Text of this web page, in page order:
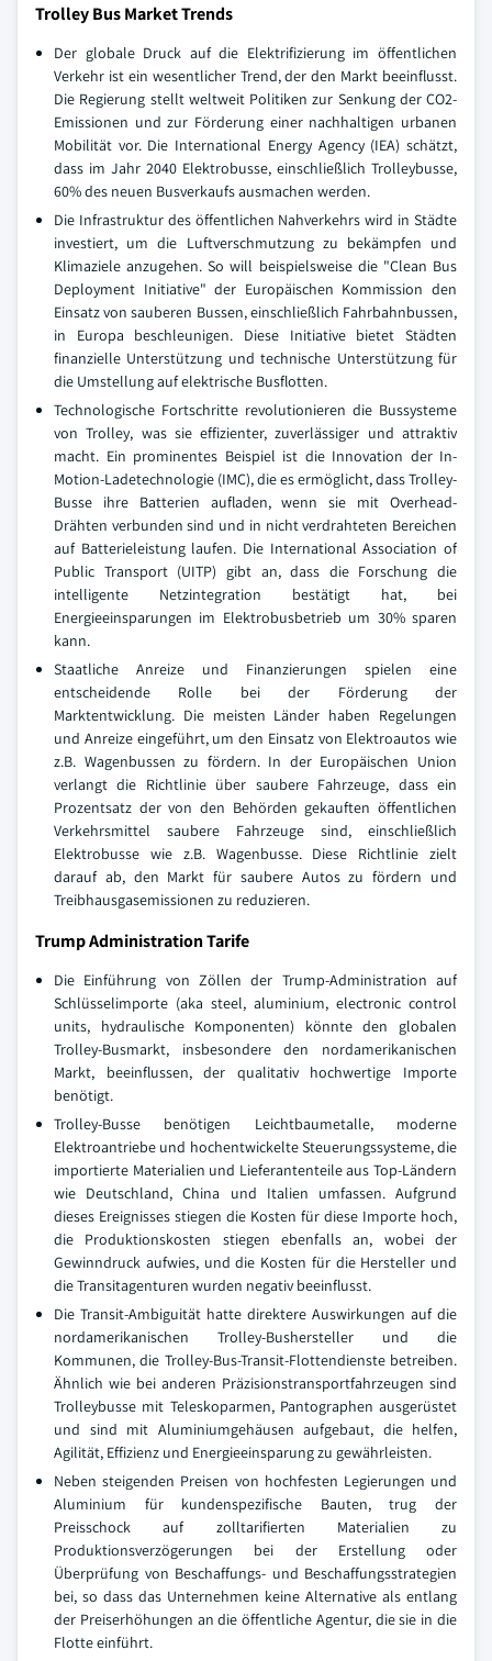
Trolley Bus Market Trends
Der globale Druck auf die Elektrifizierung im öffentlichen
Verkehr ist ein wesentlicher Trend, der den Markt beeinflusst.
Die Regierung stellt weltweit Politiken zur Senkung der CO2-
Emissionen und zur Förderung einer nachhaltigen urbanen
Mobilität vor. Die International Energy Agency (IEA) schätzt,
dass im Jahr 2040 Elektrobusse, einschließlich Trolleybusse,
60% des neuen Busverkaufs ausmachen werden.
Die Infrastruktur des öffentlichen Nahverkehrs wird in Städte
investiert, um die Luftverschmutzung zu bekämpfen und
Klimaziele anzugehen. So will beispielsweise die "Clean Bus
Deployment Initiative" der Europäischen Kommission den
Einsatz von sauberen Bussen, einschließlich Fahrbahnbussen,
in Europa beschleunigen. Diese Initiative bietet Städten
finanzielle Unterstützung und technische Unterstützung für
die Umstellung auf elektrische Busflotten.
Technologische Fortschritte revolutionieren die Bussysteme
von Trolley, was sie effizienter, zuverlässiger und attraktiv
macht. Ein prominentes Beispiel ist die Innovation der In-
Motion-Ladetechnologie (IMC), die es ermöglicht, dass Trolley-
Busse ihre Batterien aufladen, wenn sie mit Overhead-
Drähten verbunden sind und in nicht verdrahteten Bereichen
auf Batterieleistung laufen. Die International Association of
Public Transport (UITP) gibt an, dass die Forschung die
intelligente Netzintegration bestätigt hat, bei
Energieeinsparungen im Elektrobusbetrieb um 30% sparen
kann.
Staatliche Anreize und Finanzierungen spielen eine
entscheidende Rolle bei der Förderung der
Marktentwicklung. Die meisten Länder haben Regelungen
und Anreize eingeführt, um den Einsatz von Elektroautos wie
z.B. Wagenbussen zu fördern. In der Europäischen Union
verlangt die Richtlinie über saubere Fahrzeuge, dass ein
Prozentsatz der von den Behörden gekauften öffentlichen
Verkehrsmittel saubere Fahrzeuge sind, einschließlich
Elektrobusse wie z.B. Wagenbusse. Diese Richtlinie zielt
darauf ab, den Markt für saubere Autos zu fördern und
Treibhausgasemissionen zu reduzieren.
Trump Administration Tarife
Die Einführung von Zöllen der Trump-Administration auf
Schlüsselimporte (aka steel, aluminium, electronic control
units, hydraulische Komponenten) könnte den globalen
Trolley-Busmarkt, insbesondere den nordamerikanischen
Markt, beeinflussen, der qualitativ hochwertige Importe
benötigt.
Trolley-Busse benötigen Leichtbaumetalle, moderne
Elektroantriebe und hochentwickelte Steuerungssysteme, die
importierte Materialien und Lieferantenteile aus Top-Ländern
wie Deutschland, China und Italien umfassen. Aufgrund
dieses Ereignisses stiegen die Kosten für diese Importe hoch,
die Produktionskosten stiegen ebenfalls an, wobei der
Gewinndruck aufwies, und die Kosten für die Hersteller und
die Transitagenturen wurden negativ beeinflusst.
Die Transit-Ambiguität hatte direktere Auswirkungen auf die
nordamerikanischen Trolley-Bushersteller und die
Kommunen, die Trolley-Bus-Transit-Flottendienste betreiben.
Ähnlich wie bei anderen Präzisionstransportfahrzeugen sind
Trolleybusse mit Teleskoparmen, Pantographen ausgerüstet
und sind mit Aluminiumgehäusen aufgebaut, die helfen,
Agilität, Effizienz und Energieeinsparung zu gewährleisten.
Neben steigenden Preisen von hochfesten Legierungen und
Aluminium für kundenspezifische Bauten, trug der
Preisschock auf zolltarifierten Materialien zu
Produktionsverzögerungen bei der Erstellung oder
Überprüfung von Beschaffungs- und Beschaffungsstrategien
bei, so dass das Unternehmen keine Alternative als entlang
der Preiserhöhungen an die öffentliche Agentur, die sie in die
Flotte einführt.